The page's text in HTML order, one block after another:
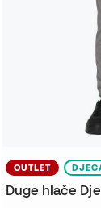
OUTLET